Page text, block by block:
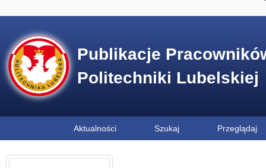
Publikacje
Politechniki Lubelskiej
Aktualności Szukaj Przeglądaj